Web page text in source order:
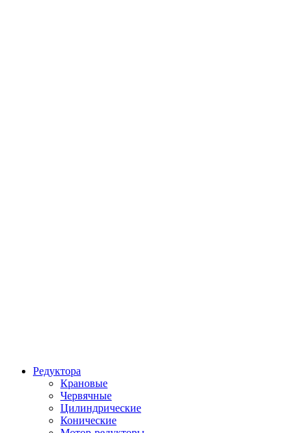
Редуктора
Крановые
Червячные
Цилиндрические
Конические